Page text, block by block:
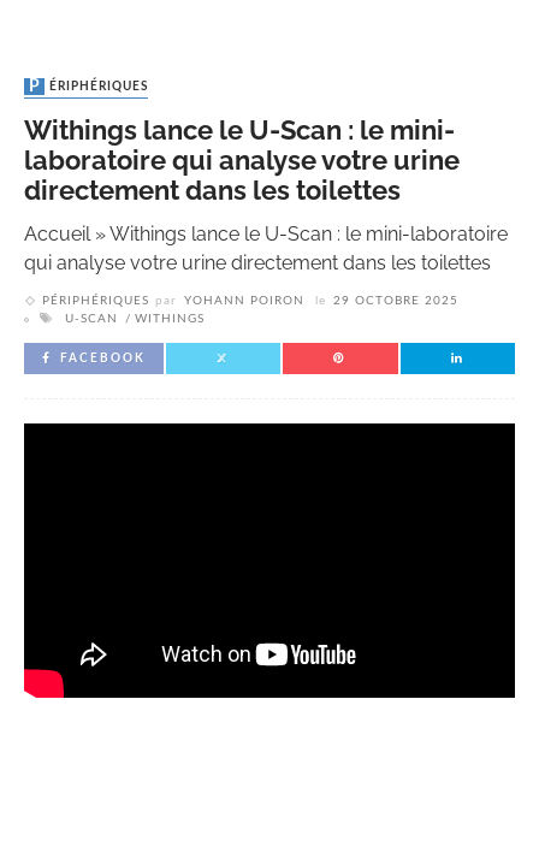
PÉRIPHÉRIQUES
Withings lance le U-Scan : le mini-
laboratoire qui analyse votre urine
directement dans les toilettes
Accueil»Withings lance le U-Scan : le mini-laboratoire
qui analyse votre urine directement dans les toilettes
PÉRIPHÉRIQUES par YOHANN POIRON le
29 OCTOBRE 2025
U-SCAN
WITHINGS
FACEBOOK